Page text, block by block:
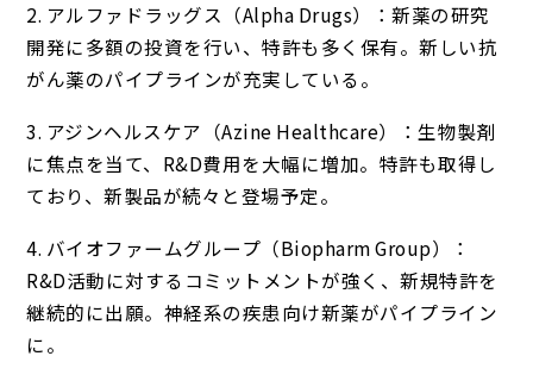
2. アルファドラッグス（Alpha Drugs）：新薬の研究
開発に多額の投資を行い、特許も多く保有。新しい抗
がん薬のパイプラインが充実している。
3. アジンヘルスケア（Azine Healthcare）：生物製剤
に焦点を当て、R&D費用を大幅に増加。特許も取得し
ており、新製品が続々と登場予定。
4. バイオファームグループ（Biopharm Group）：
R&D活動に対するコミットメントが強く、新規特許を
継続的に出願。神経系の疾患向け新薬がパイプライン
に。